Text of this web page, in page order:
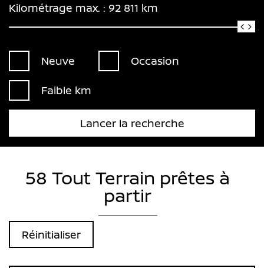
Kilométrage max. : 92 811 km
Neuve Occasion
Faible km
Lancer la recherche
58 Tout Terrain prêtes à
partir
Réinitialiser